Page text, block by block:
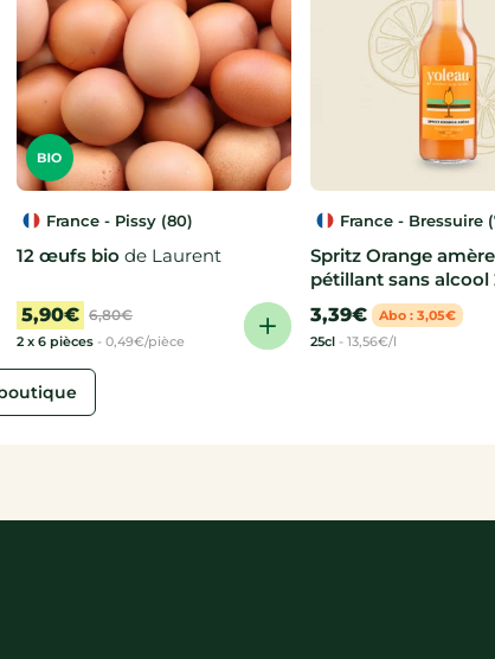
France - Pissy (80)
12 œufs bio de Laurent
5,90€ 6,80€
2 x 6 pièces - 0,49€/pièce
Spritz Orange
pétillant sans alcool
Yoleau
3,39€
Abo : 3,05€
25cl - 13,56€/l